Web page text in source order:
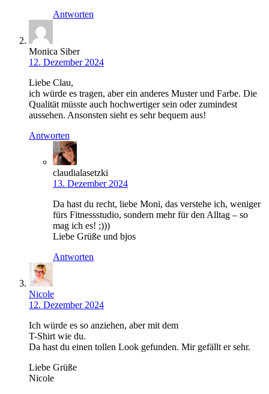
Antworten
Monica Siber
12. Dezember 2024
Liebe Clau,
ich würde es tragen, aber ein anderes Muster und Farbe. Die
Qualität müsste auch hochwertiger sein oder zumindest
aussehen. Ansonsten sieht es sehr bequem aus!
Antworten
claudialasetzki
13. Dezember 2024
Da hast du recht, liebe Moni, das verstehe ich, weniger
fürs Fitnessstudio, sondern mehr für den Alltag – so
mag ich es! ;)))
Liebe Grüße und bjos
Antworten
Nicole
12. Dezember 2024
Ich würde es so anziehen, aber mit dem
T-Shirt wie du.
Da hast du einen tollen Look gefunden. Mir gefällt er sehr.
Liebe Grüße
Nicole